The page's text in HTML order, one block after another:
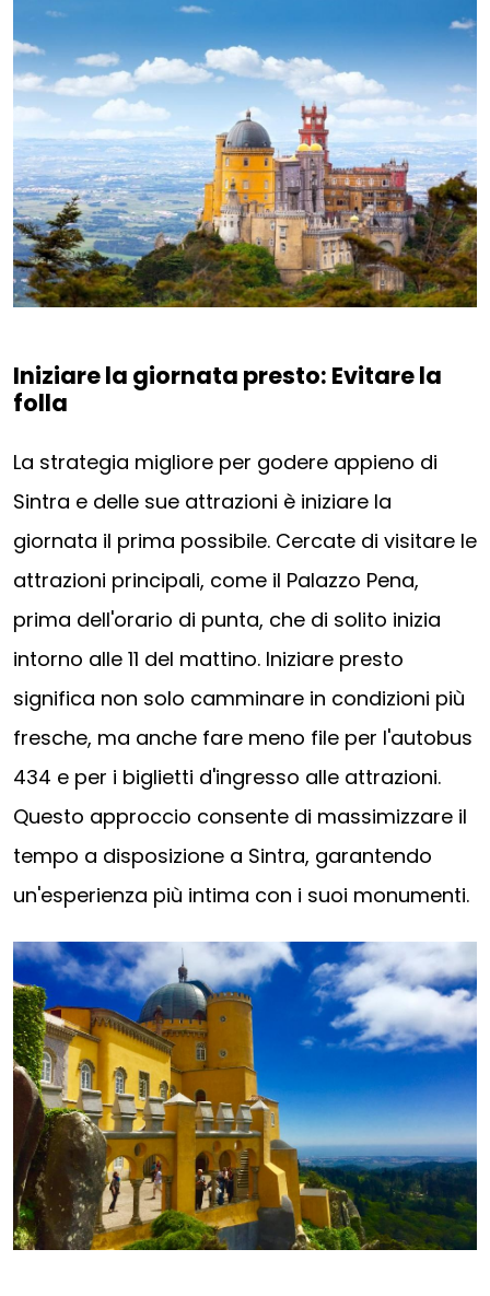
Iniziare la giornata presto: Evitare la
folla
La strategia migliore per godere appieno di
Sintra e delle sue attrazioni è iniziare la
giornata il prima possibile. Cercate di visitare le
attrazioni principali, come il Palazzo Pena,
prima dell'orario di punta, che di solito inizia
intorno alle 11 del mattino. Iniziare presto
significa non solo camminare in condizioni più
fresche, ma anche fare meno file per l'autobus
434 e per i biglietti d'ingresso alle attrazioni.
Questo approccio consente di massimizzare il
tempo a disposizione a Sintra, garantendo
un'esperienza più intima con i suoi monumenti.